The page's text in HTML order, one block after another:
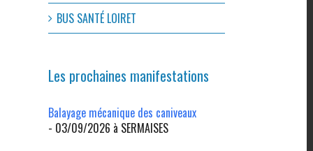
BUS SANTÉ LOIRET
Les prochaines manifestations
Balayage mécanique des caniveaux
- 03/09/2026 à SERMAISES